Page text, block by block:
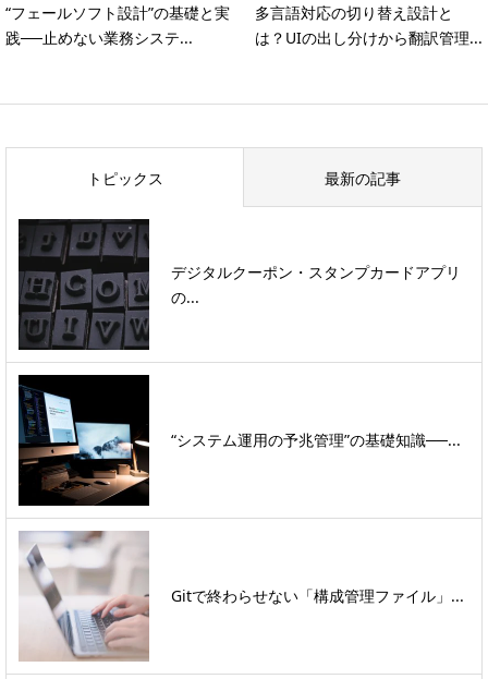
“フェールソフト設計”の基礎と実
践──止めない業務システ...
多言語対応の切り替え設計と
は？UIの出し分けから翻訳管理...
トピックス 最新の記事
デジタルクーポン・スタンプカードアプリ
の...
“システム運用の予兆管理”の基礎知識──...
Gitで終わらせない「構成管理ファイル」...